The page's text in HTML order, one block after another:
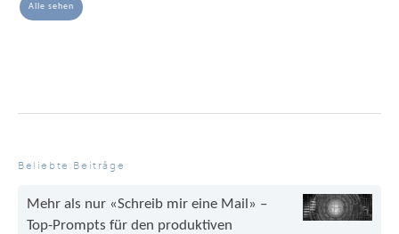
Alle sehen
Beliebte Beiträge
Mehr als nur «Schreib mir eine Mail» –
Top-Prompts für den produktiven